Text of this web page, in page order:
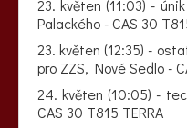
23. květen (11:03) -
Palackého - CAS 30
23. květen (12:35) -
pro ZZS, Nové Sedlo -
24. květen (10:05) -
CAS 30 T815 TERRA